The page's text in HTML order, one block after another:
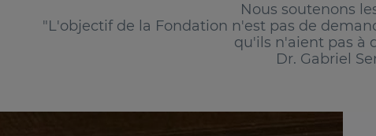
Nous soutenons
"L'objectif de la Fondation n'est pas de
qu'ils n'aient pas à
Dr. Gabriel